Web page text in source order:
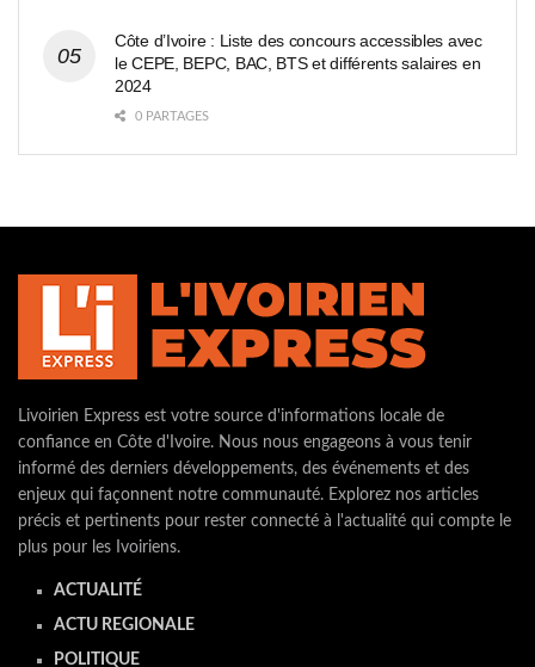
Côte d’Ivoire : Liste des concours accessibles avec
le CEPE, BEPC, BAC, BTS et différents salaires en
2024
0 PARTAGES
Livoirien Express est votre source d'informations locale de
confiance en Côte d'Ivoire. Nous nous engageons à vous tenir
informé des derniers développements, des événements et des
enjeux qui façonnent notre communauté. Explorez nos articles
précis et pertinents pour rester connecté à l'actualité qui compte le
plus pour les Ivoiriens.
ACTUALITÉ
ACTU REGIONALE
POLITIQUE